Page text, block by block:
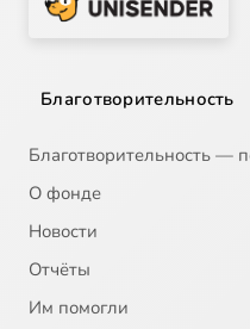
21
Благотворительность
Благотворительность —
О фонде
Новости
Отчёты
Им помогли